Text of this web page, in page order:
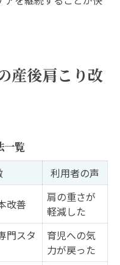
産後肩こり改
一覧
利用者の声
改善
肩の重さが
軽減した
門スタ
育児への気
力が戻った